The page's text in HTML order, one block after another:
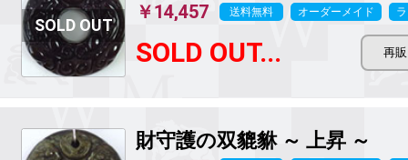
￥14,457 送料無料 オーダーメイド
SOLD OUT...
財守護の双貔貅 ～ 上昇 ～